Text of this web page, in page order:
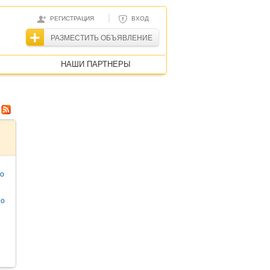
РЕГИСТРАЦИЯ | ВХОД
РАЗМЕСТИТЬ ОБЪЯВЛЕНИЕ
НАШИ ПАРТНЕРЫ